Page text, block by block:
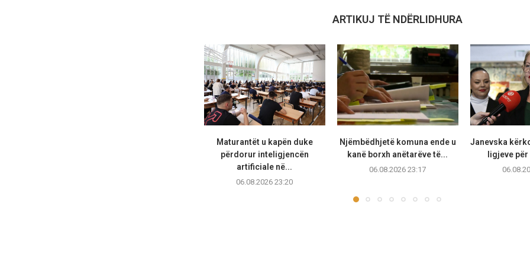
ARTIKUJ TË NDËRLIDHURA
Maturantët u kapën duke
përdorur inteligjencën
artificiale në...
06.08.2026 23:20
Njëmbëdhjetë komuna ende u
kanë borxh anëtarëve të...
06.08.2026 23:17
Janevska
ligjeve